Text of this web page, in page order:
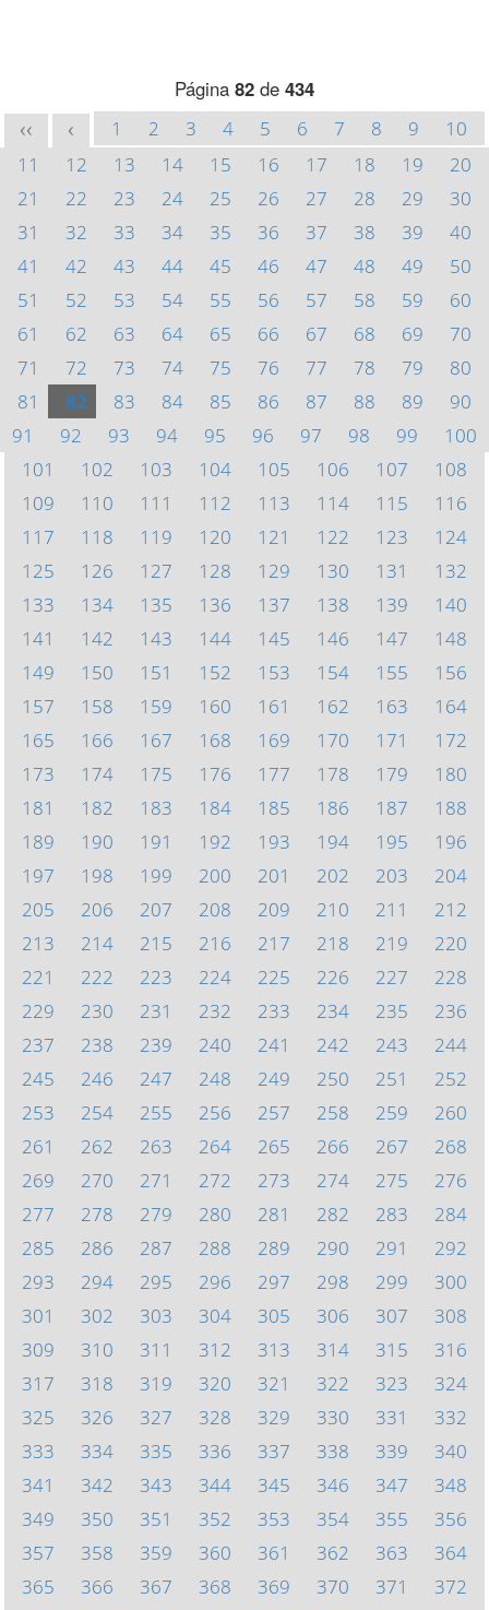
Página 82 de 434
<< < 1 2 3 4 5 6 7 8 9
10
11
12 13 14 15 16 17 18 19
20
21
22 23 24 25 26 27 28 29
30
31
32 33 34 35 36 37 38 39
40
41
42 43 44 45 46 47 48 49
50
51
52 53 54 55 56 57 58 59
60
61
62 63 64 65 66 67 68 69
70
71
72 73 74 75 76 77 78 79
80
81
82 83 84 85 86 87 88 89
90
91
92 93 94 95 96 97 98 99
100
101
102 103 104 105 106 107
108
109
110 111 112 113 114 115
116
117
118 119 120 121 122 123
124
125
126 127 128 129 130 131
132
133
134 135 136 137 138 139
140
141
142 143 144 145 146 147
148
149
150 151 152 153 154 155
156
157
158 159 160 161 162 163
164
165
166 167 168 169 170 171
172
173
174 175 176 177 178 179
180
181
182 183 184 185 186 187
188
189
190 191 192 193 194 195
196
197
198 199 200 201 202 203
204
205
206 207 208 209 210 211
212
213
214 215 216 217 218 219
220
221
222 223 224 225 226 227
228
229
230 231 232 233 234 235
236
237
238 239 240 241 242 243
244
245
246 247 248 249 250 251
252
253
254 255 256 257 258 259
260
261
262 263 264 265 266 267
268
269
270 271 272 273 274 275
276
277
278 279 280 281 282 283
284
285
286 287 288 289 290 291
292
293
294 295 296 297 298 299
300
301
302 303 304 305 306 307
308
309
310 311 312 313 314 315
316
317
318 319 320 321 322 323
324
325
326 327 328 329 330 331
332
333
334 335 336 337 338 339
340
341
342 343 344 345 346 347
348
349
350 351 352 353 354 355
356
357
358 359 360 361 362 363
364
365
366 367 368 369 370 371
372